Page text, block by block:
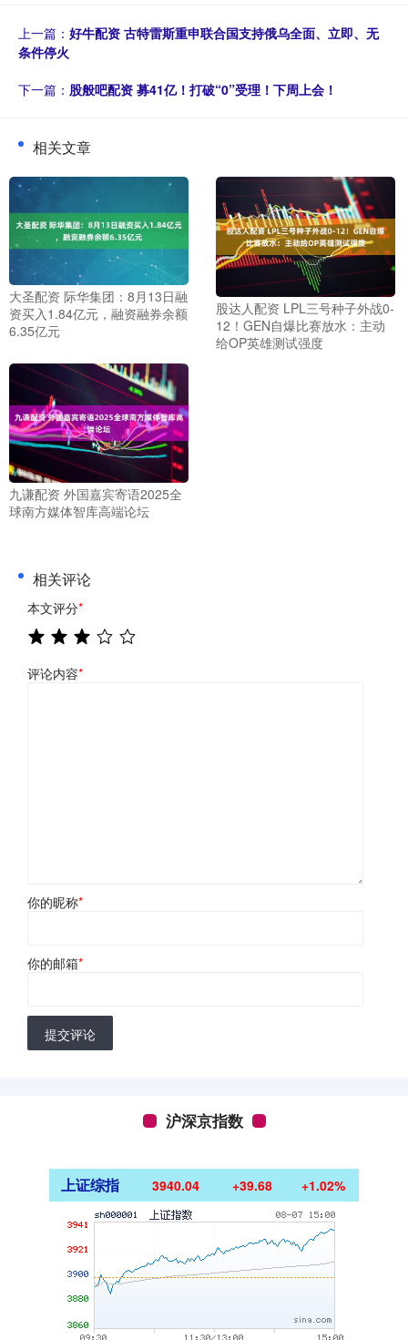
上一篇： 好牛配资 古特雷斯重申联合国支持俄乌全面、立即、无
条件停火
下一篇： 股般吧配资 募41亿！打破“0”受理！下周上会！
相关文章
大圣配资 际华集团：8月13日融
资买入1.84亿元，融资融券余额
6.35亿元
股达人配资 LPL三号种子外战0-
12！GEN自爆比赛放水：主动
给OP英雄测试强度
九谦配资 外国嘉宾寄语2025全
球南方媒体智库高端论坛
相关评论
本文评分*
评论内容*
你的昵称*
你的邮箱*
提交评论
沪深京指数
上证综指 3940.04 +39.68 +1.02%